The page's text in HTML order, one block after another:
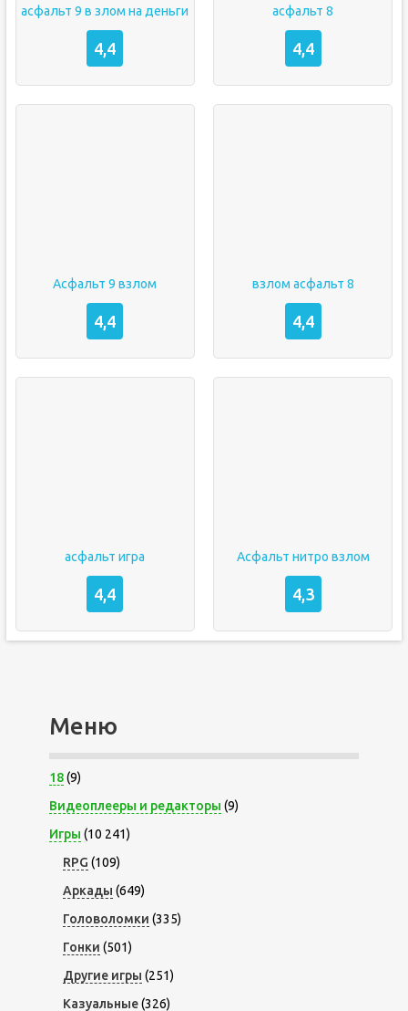
асфальт 9 в злом на деньги
4,4
асфальт 8
4,4
Асфальт 9 взлом
4,4
взлом асфальт 8
4,4
асфальт игра
4,4
Асфальт нитро взлом
4,3
Меню
18(9)
Видеоплееры и редакторы (9)
Игры (10 241)
RPG (109)
Аркады (649)
Головоломки (335)
Гонки (501)
Другие игры (251)
Казуальные(326)